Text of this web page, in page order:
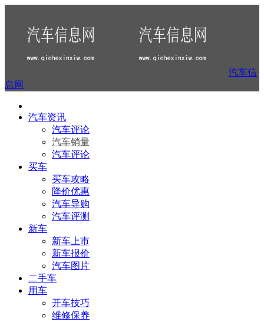
汽车信
息网
汽车资讯
汽车评论
汽车销量
汽车评论
买车
买车攻略
降价优惠
汽车导购
汽车评测
新车
新车上市
新车报价
汽车图片
二手车
用车
开车技巧
维修保养